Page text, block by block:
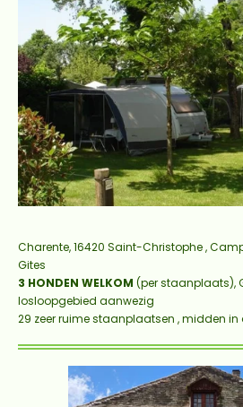
Charente, 16420 Saint-Christophe ,
Gites
3 HONDEN WELKOM (per staanplaats),
losloopgebied aanwezig
29 zeer ruime staanplaatsen , midden in